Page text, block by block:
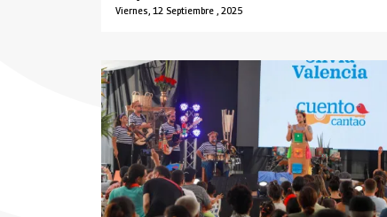
Viernes, 12 Septiembre , 2025